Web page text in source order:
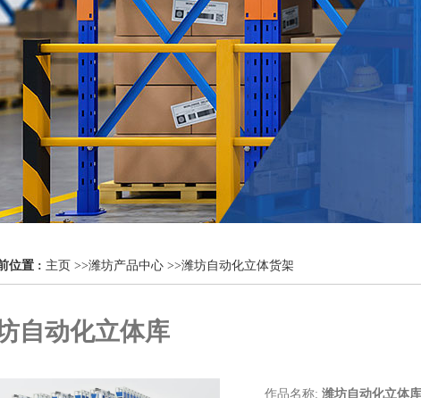
位置 : 主页 >>潍坊产品中心 >>潍坊自动化立体货架
自动化立体库
作品名称: 潍坊自动化立体库